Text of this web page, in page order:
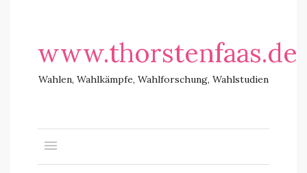
www.thorstenfaas.de
Wahlen, Wahlkämpfe, Wahlforschung, Wahlstudien